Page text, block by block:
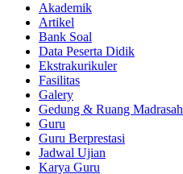
Akademik
Artikel
Bank Soal
Data Peserta Didik
Ekstrakurikuler
Fasilitas
Galery
Gedung & Ruang Madrasah
Guru
Guru Berprestasi
Jadwal Ujian
Karya Guru